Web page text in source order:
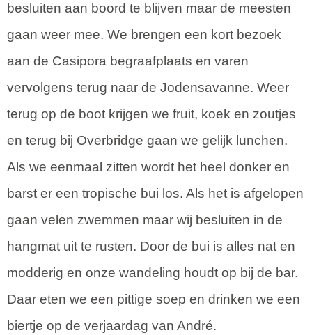
besluiten aan boord te blijven maar de meesten
gaan weer mee. We brengen een kort bezoek
aan de Casipora begraafplaats en varen
vervolgens terug naar de Jodensavanne. Weer
terug op de boot krijgen we fruit, koek en zoutjes
en terug bij Overbridge gaan we gelijk lunchen.
Als we eenmaal zitten wordt het heel donker en
barst er een tropische bui los. Als het is afgelopen
gaan velen zwemmen maar wij besluiten in de
hangmat uit te rusten. Door de bui is alles nat en
modderig en onze wandeling houdt op bij de bar.
Daar eten we een pittige soep en drinken we een
biertje op de verjaardag van André.